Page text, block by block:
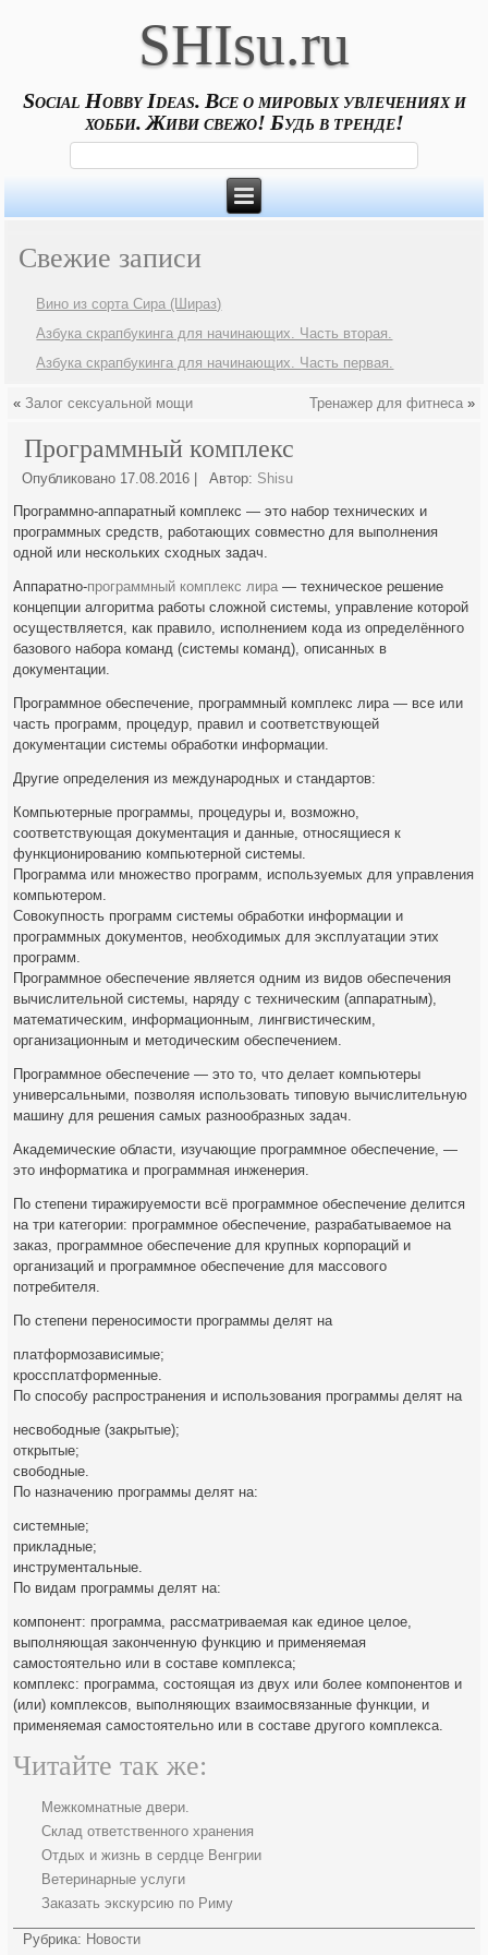
SHIsu.ru
Social Hobby Ideas. Все о мировых увлечениях и
хобби. Живи свежо! Будь в тренде!
Свежие записи
Вино из сорта Сира (Шираз)
Азбука скрапбукинга для начинающих. Часть вторая.
Азбука скрапбукинга для начинающих. Часть первая.
«Залог сексуальной мощи Тренажер для фитнеса»
Программный комплекс
Опубликовано 17.08.2016 Автор: Shisu
Программно-аппаратный комплекс — это набор технических и
программных средств, работающих совместно для выполнения
одной или нескольких сходных задач.
Аппаратно-программный комплекс лира — техническое решение
концепции алгоритма работы сложной системы, управление которой
осуществляется, как правило, исполнением кода из определённого
базового набора команд (системы команд), описанных в
документации.
Программное обеспечение, программный комплекс лира — все или
часть программ, процедур, правил и соответствующей
документации системы обработки информации.
Другие определения из международных и стандартов:
Компьютерные программы, процедуры и, возможно,
соответствующая документация и данные, относящиеся к
функционированию компьютерной системы.
Программа или множество программ, используемых для управления
компьютером.
Совокупность программ системы обработки информации и
программных документов, необходимых для эксплуатации этих
программ.
Программное обеспечение является одним из видов обеспечения
вычислительной системы, наряду с техническим (аппаратным),
математическим, информационным, лингвистическим,
организационным и методическим обеспечением.
Программное обеспечение — это то, что делает компьютеры
универсальными, позволяя использовать типовую вычислительную
машину для решения самых разнообразных задач.
Академические области, изучающие программное обеспечение, —
это информатика и программная инженерия.
По степени тиражируемости всё программное обеспечение делится
на три категории: программное обеспечение, разрабатываемое на
заказ, программное обеспечение для крупных корпораций и
организаций и программное обеспечение для массового
потребителя.
По степени переносимости программы делят на
платформозависимые;
кроссплатформенные.
По способу распространения и использования программы делят на
несвободные (закрытые);
открытые;
свободные.
По назначению программы делят на:
системные;
прикладные;
инструментальные.
По видам программы делят на:
компонент: программа, рассматриваемая как единое целое,
выполняющая законченную функцию и применяемая
самостоятельно или в составе комплекса;
комплекс: программа, состоящая из двух или более компонентов и
(или) комплексов, выполняющих взаимосвязанные функции, и
применяемая самостоятельно или в составе другого комплекса.
Читайте так же:
Межкомнатные двери.
Склад ответственного хранения
Отдых и жизнь в сердце Венгрии
Ветеринарные услуги
Заказать экскурсию по Риму
Рубрика: Новости